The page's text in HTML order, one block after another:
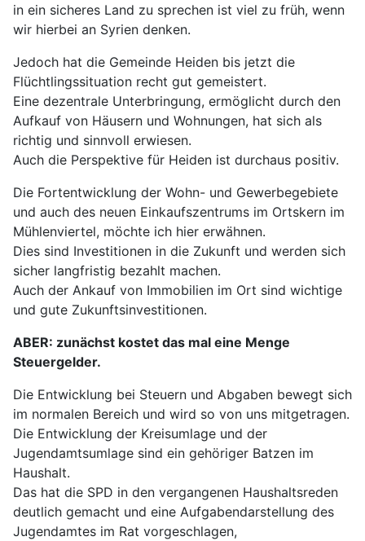
in ein sicheres Land zu sprechen ist viel zu früh, wenn
wir hierbei an Syrien denken.
Jedoch hat die Gemeinde Heiden bis jetzt die
Flüchtlingssituation recht gut gemeistert.
Eine dezentrale Unterbringung, ermöglicht durch den
Aufkauf von Häusern und Wohnungen, hat sich als
richtig und sinnvoll erwiesen.
Auch die Perspektive für Heiden ist durchaus positiv.
Die Fortentwicklung der Wohn- und Gewerbegebiete
und auch des neuen Einkaufszentrums im Ortskern im
Mühlenviertel, möchte ich hier erwähnen.
Dies sind Investitionen in die Zukunft und werden sich
sicher langfristig bezahlt machen.
Auch der Ankauf von Immobilien im Ort sind wichtige
und gute Zukunftsinvestitionen.
ABER: zunächst kostet das mal eine Menge
Steuergelder.
Die Entwicklung bei Steuern und Abgaben bewegt sich
im normalen Bereich und wird so von uns mitgetragen.
Die Entwicklung der Kreisumlage und der
Jugendamtsumlage sind ein gehöriger Batzen im
Haushalt.
Das hat die SPD in den vergangenen Haushaltsreden
deutlich gemacht und eine Aufgabendarstellung des
Jugendamtes im Rat vorgeschlagen,